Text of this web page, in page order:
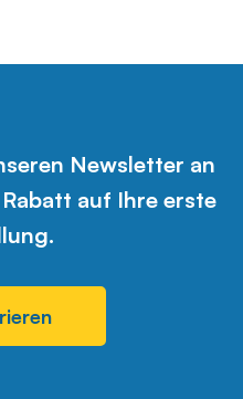
Newsletter an
auf Ihre erste